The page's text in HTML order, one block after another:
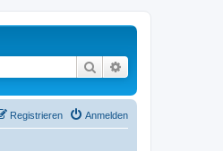
Suche
Anmelden
Registrieren